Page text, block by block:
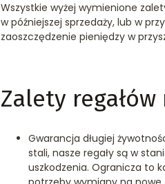
Wszystkie wyżej wymienione
w późniejszej sprzedaży, lub w
zaoszczędzenie pieniędzy w
Zalety
Gwarancja długiej
stali, nasze regały są w
uszkodzenia. Ogranicza to